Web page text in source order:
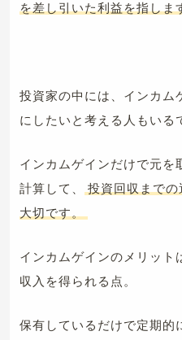
を差し引いた利益を指しま
投資家の中には、インカム
にしたいと考える人もいる
インカムゲインだけで元を
計算して、
投資回収まで
大切です。
インカムゲインのメリット
収入を得られる点。
保有しているだけで定期的